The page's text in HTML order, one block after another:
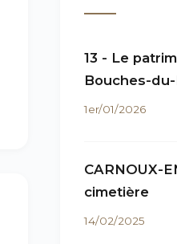
13 - Le
Bouches-
1er/01/2026
CARNOUX-
cimetière
14/02/2025